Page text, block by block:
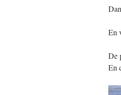
En
De
En